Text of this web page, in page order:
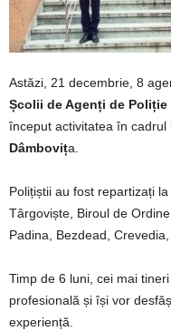
Astăzi, 21 decembrie, 8
Școlii de Agenți de Poliție
început activitatea în cadrul
Dâmbovița.
Polițiștii au fost repartizați
Târgoviște, Biroul de
Padina, Bezdead, Crevedia,
Timp de 6 luni, cei mai
profesională și își vor
experiență.